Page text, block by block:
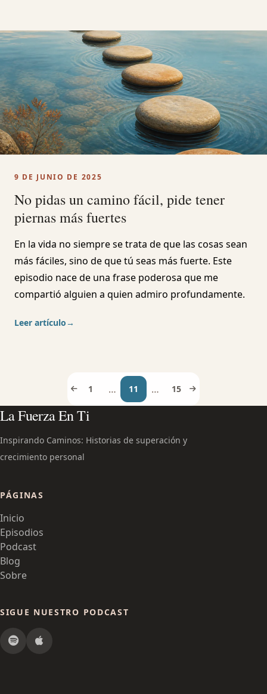
9 DE JUNIO DE 2025
No pidas un camino fácil, pide tener
piernas más fuertes
En la vida no siempre se trata de que las cosas sean
más fáciles, sino de que tú seas más fuerte. Este
episodio nace de una frase poderosa que me
compartió alguien a quien admiro profundamente.
Leer artículo→
1 … 11 … 15
La Fuerza En Ti
Inspirando Caminos: Historias de superación y
crecimiento personal
PÁGINAS
Inicio
Episodios
Podcast
Blog
Sobre
SIGUE NUESTRO PODCAST